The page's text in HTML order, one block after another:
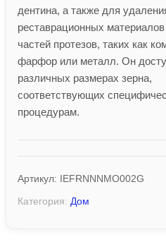
дентина, а также для
реставрационных
частей протезов, таких как
фарфор или металл. Он
различных размерах зерна,
соответствующих
процедурам.
Артикул: IEFRNNNMO002G
Категория: Дом